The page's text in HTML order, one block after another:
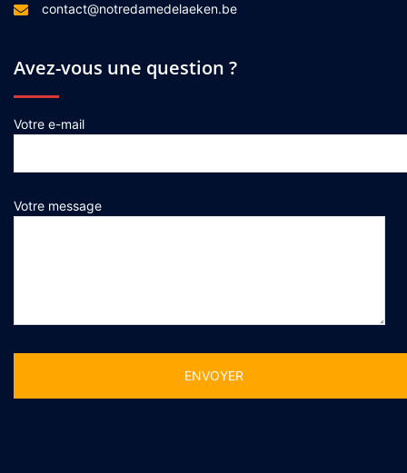
contact@notredamedelaeken.be
Avez-vous une question ?
Votre e-mail
Votre message